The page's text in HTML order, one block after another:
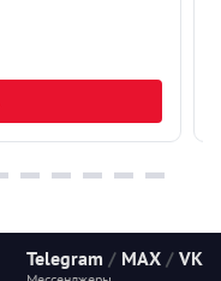
Telegram / MAX / VK